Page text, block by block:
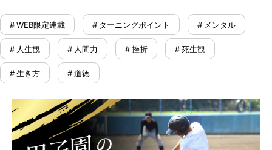
# WEB限定連載 # ターニングポイント # メンタル
# 人生観 # 人間力 # 挫折 # 死生観
# 生き方 # 道徳